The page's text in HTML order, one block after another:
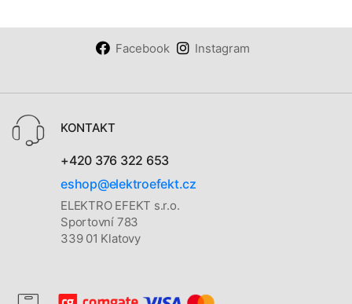
Facebook Instagram
KONTAKT
+420 376 322 653
eshop@elektroefekt.cz
ELEKTRO EFEKT s.r.o.
Sportovní 783
339 01 Klatovy